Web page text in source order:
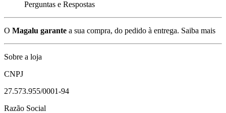
Perguntas e Respostas
O Magalu garante a sua compra, do pedido à entrega. Saiba mais
Sobre a loja
CNPJ
27.573.955/0001-94
Razão Social